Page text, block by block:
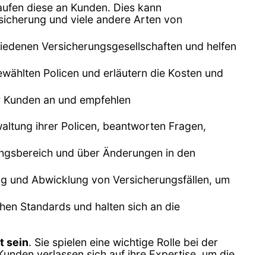
diese an Kunden. Dies kann
und viele andere Arten von
Versicherungsgesellschaften und helfen
Policen und erläutern die Kosten und
an und empfehlen
ihrer Policen, beantworten Fragen,
und über Änderungen in den
und Abwicklung von Versicherungsfällen, um
Standards und halten sich an die
sein. Sie spielen eine wichtige Rolle bei der